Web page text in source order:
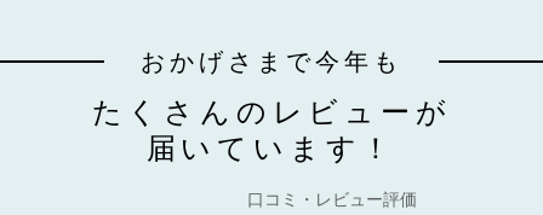
おかげさまで今年も
たくさんのレビューが
届いています！
口コミ・レビュー評価